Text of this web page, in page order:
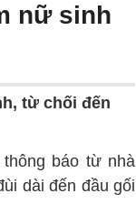
nữ sinh
từ chối đến
báo từ nhà
dài đến đầu gối